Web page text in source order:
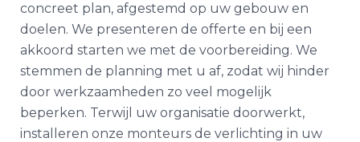
concreet plan, afgestemd op uw gebouw en
doelen. We presenteren de offerte en bij een
akkoord starten we met de voorbereiding. We
stemmen de planning met u af, zodat wij hinder
door werkzaamheden zo veel mogelijk
beperken. Terwijl uw organisatie doorwerkt,
installeren onze monteurs de verlichting in uw